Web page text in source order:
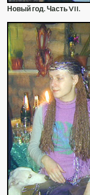
Новый год. Часть VII.